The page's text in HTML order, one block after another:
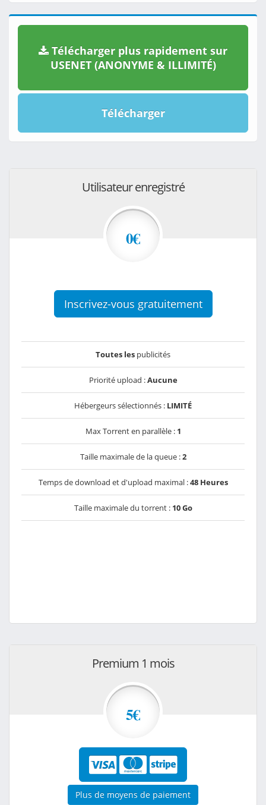
Télécharger plus rapidement sur
USENET (ANONYME & ILLIMITÉ)
Télécharger
Utilisateur enregistré
0€
Inscrivez-vous gratuitement
Toutes les publicités
Priorité upload :Aucune
Hébergeurs sélectionnés : LIMITÉ
Max Torrent en parallèle : 1
Taille maximale de la queue :2
Temps de download et d'upload maximal :48 Heures
Taille maximale du torrent : 10 Go
Premium 1 mois
5€
Plus de moyens de paiement